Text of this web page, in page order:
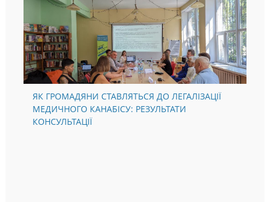
ЯК ГРОМАДЯНИ СТАВЛЯТЬСЯ ДО ЛЕГАЛІЗАЦІЇ
МЕДИЧНОГО КАНАБІСУ: РЕЗУЛЬТАТИ
КОНСУЛЬТАЦІЇ